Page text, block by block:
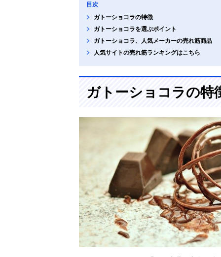
目次
ガトーショコラの特徴
ガトーショコラを選ぶポイント
ガトーショコラ、人気メーカーの売れ筋商品
人気サイトの売れ筋ランキングはこちら
ガトーショコラの特